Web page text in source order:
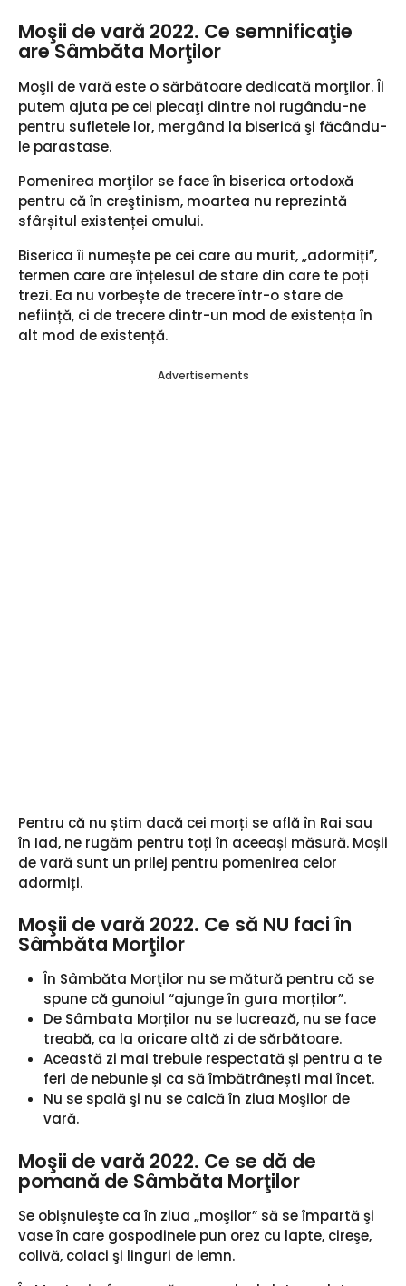
Moşii de vară 2022. Ce semnificaţie
are Sâmbăta Morţilor
Moşii de vară este o sărbătoare dedicată morţilor. Îi
putem ajuta pe cei plecaţi dintre noi rugându-ne
pentru sufletele lor, mergând la biserică şi făcându-
le parastase.
Pomenirea morţilor se face în biserica ortodoxă
pentru că în creştinism, moartea nu reprezintă
sfârșitul existenței omului.
Biserica îi numește pe cei care au murit, „adormiți”,
termen care are înțelesul de stare din care te poți
trezi. Ea nu vorbește de trecere într-o stare de
neființă, ci de trecere dintr-un mod de existența în
alt mod de existență.
Advertisements
Pentru că nu știm dacă cei morți se află în Rai sau
în Iad, ne rugăm pentru toți în aceeași măsură. Moșii
de vară sunt un prilej pentru pomenirea celor
adormiți.
Moşii de vară 2022. Ce să NU faci în
Sâmbăta Morţilor
În Sâmbăta Morţilor nu se mătură pentru că se
spune că gunoiul “ajunge în gura morților”.
De Sâmbata Morților nu se lucrează, nu se face
treabă, ca la oricare altă zi de sărbătoare.
Această zi mai trebuie respectată și pentru a te
feri de nebunie și ca să îmbătrânești mai încet.
Nu se spală şi nu se calcă în ziua Moşilor de
vară.
Moşii de vară 2022. Ce se dă de
pomană de Sâmbăta Morţilor
Se obişnuieşte ca în ziua „moşilor” să se împartă şi
vase în care gospodinele pun orez cu lapte, cireşe,
colivă, colaci şi linguri de lemn.